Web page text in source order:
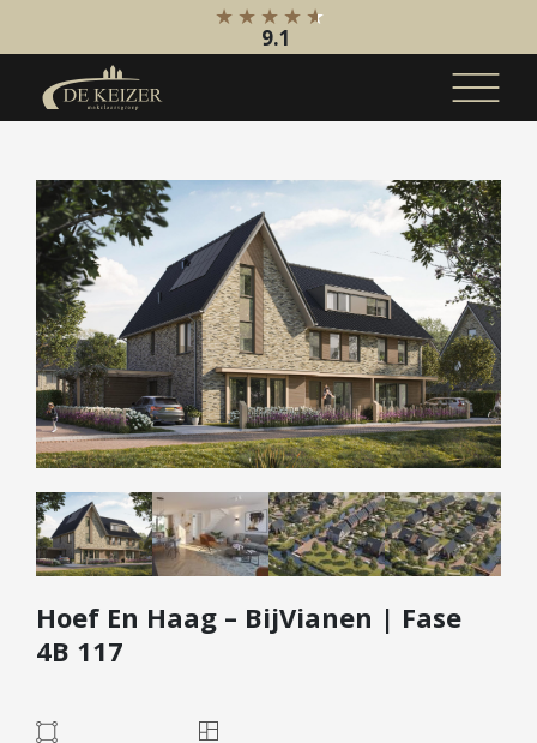
Koopaanbod
Bestaande bouw
Internationaal
Nieuwbouw
Bedrijfsaanbod
Huuraanbod
Bestaande bouw
Internationaal
Nieuwbouw
Bedrijfsaanbod
Diensten
Kopen
Verkopen
Verhuren
9.1
Hoef En Haag – BijVianen | Fase
4B 117